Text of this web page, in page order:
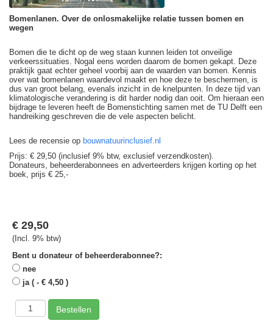
Bomenlanen. Over de onlosmakelijke relatie tussen bomen en
wegen
Bomen die te dicht op de weg staan kunnen leiden tot onveilige
verkeerssituaties. Nogal eens worden daarom de bomen gekapt. Deze
praktijk gaat echter geheel voorbij aan de waarden van bomen. Kennis
over wat bomenlanen waardevol maakt en hoe deze te beschermen, is
dus van groot belang, evenals inzicht in de knelpunten. In deze tijd van
klimatologische verandering is dit harder nodig dan ooit. Om hieraan een
bijdrage te leveren heeft de Bomenstichting samen met de TU Delft een
handreiking geschreven die de vele aspecten belicht.
Lees de recensie op bouwnatuurinclusief.nl
Prijs: € 29,50 (inclusief 9% btw, exclusief verzendkosten).
Donateurs, beheerderabonnees en adverteerders krijgen korting op het
boek, prijs € 25,-
€ 29,50
(Incl. 9% btw)
Bent u donateur of beheerderabonnee?:
nee
ja ( - € 4,50 )